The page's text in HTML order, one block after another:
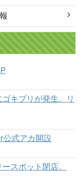
キブリが発生。リ
式アカ開設
スポット閉店。